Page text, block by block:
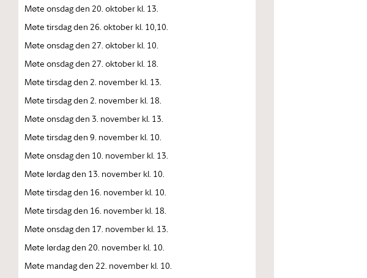
Møte onsdag den 20. oktober kl. 13.
Møte tirsdag den 26. oktober kl. 10,10.
Møte onsdag den 27. oktober kl. 10.
Møte onsdag den 27. oktober kl. 18.
Møte tirsdag den 2. november kl. 13.
Møte tirsdag den 2. november kl. 18.
Møte onsdag den 3. november kl. 13.
Møte tirsdag den 9. november kl. 10.
Møte onsdag den 10. november kl. 13.
Møte lørdag den 13. november kl. 10.
Møte tirsdag den 16. november kl. 10.
Møte tirsdag den 16. november kl. 18.
Møte onsdag den 17. november kl. 13.
Møte lørdag den 20. november kl. 10.
Møte mandag den 22. november kl. 10.